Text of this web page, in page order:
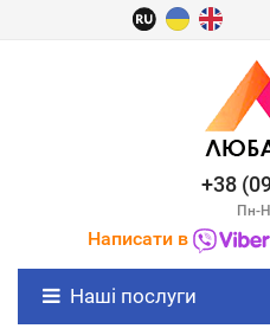
+38
Пн-
Написати в
Наші послуги